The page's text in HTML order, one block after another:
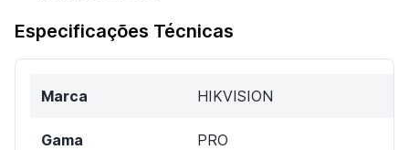
Especificações Técnicas
Marca HIKVISION
Gama PRO